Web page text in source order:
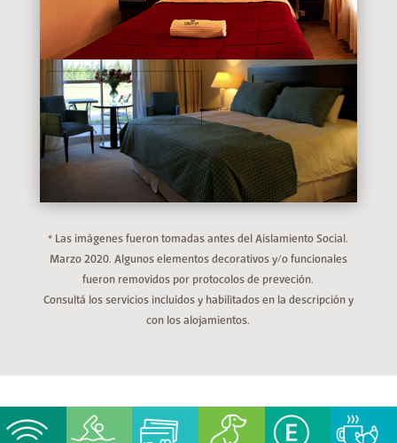
* Las imágenes fueron tomadas antes del Aislamiento Social.
Marzo 2020. Algunos elementos decorativos y/o funcionales
fueron removidos por protocolos de preveción.
Consultá los servicios incluídos y habilitados en la descripción y
con los alojamientos.